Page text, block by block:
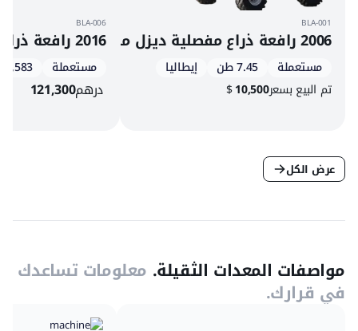
BLA-001
2006 رافعة ذراع مفصلية ديزل مانيتو 160 ATJ
مستعملة 7.45 طن
إيطاليا
تم البيع بسعر
$10,500
BLA-006
2016 رافعة ذراع تلسكوبية دفع رباعي ديزل جي إل جي 460SJ
مستعملة 4,583 س
درهم121,300
عرض الكل
مواصفات المعدات الثقيلة. معلومات تساعدك
في قرارك.